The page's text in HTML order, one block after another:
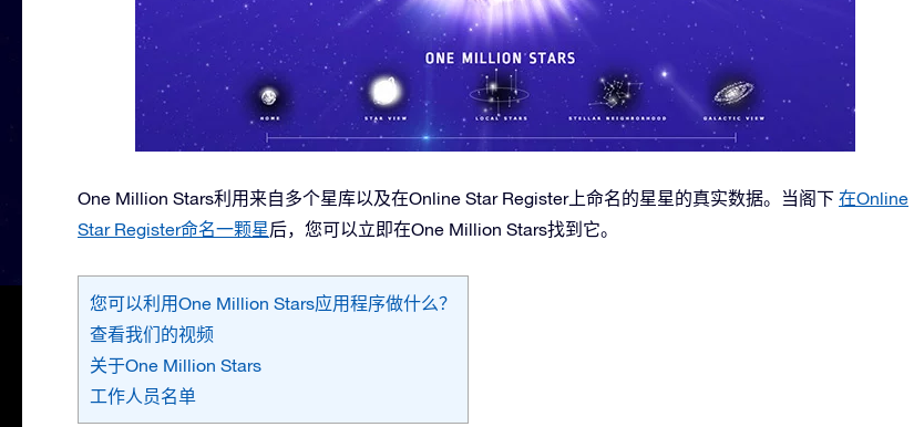
One Million Stars利用来自多个星库以及在Online Star Register上命名的星星的真实数据。当阁下 在Online
Star Register命名一颗星后，您可以立即在One Million Stars找到它。
您可以利用One Million Stars应用程序做什么？
查看我们的视频
关于One Million Stars
工作人员名单